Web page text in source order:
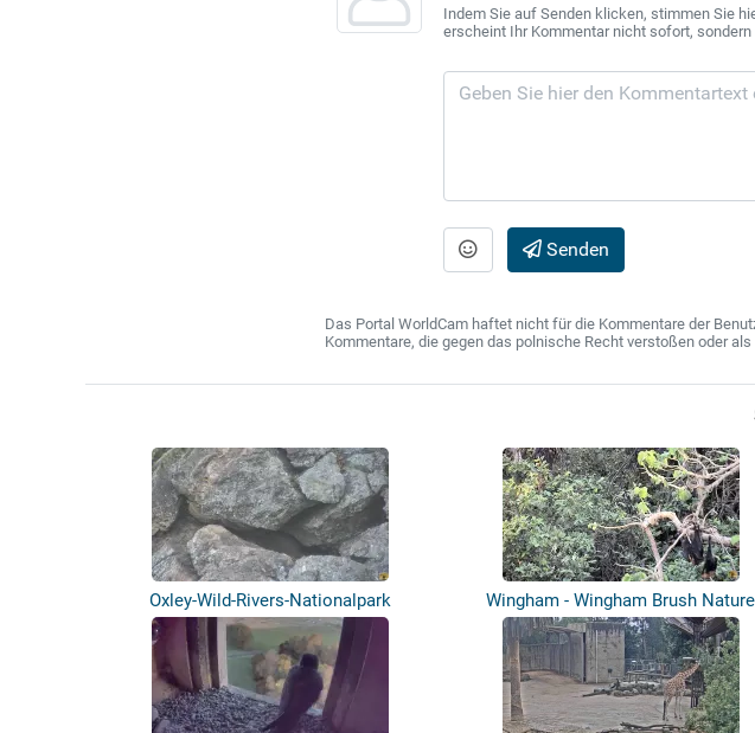
Indem Sie auf Senden klicken, stimmen Sie
erscheint Ihr Kommentar nicht sofort,
Senden
Das Portal WorldCam haftet nicht für die Kommentare der
Kommentare, die gegen das polnische Recht verstoßen oder
Oxley-Wild-Rivers-Nationalpark
Wingham - Wingham Brush Nature
Reserve